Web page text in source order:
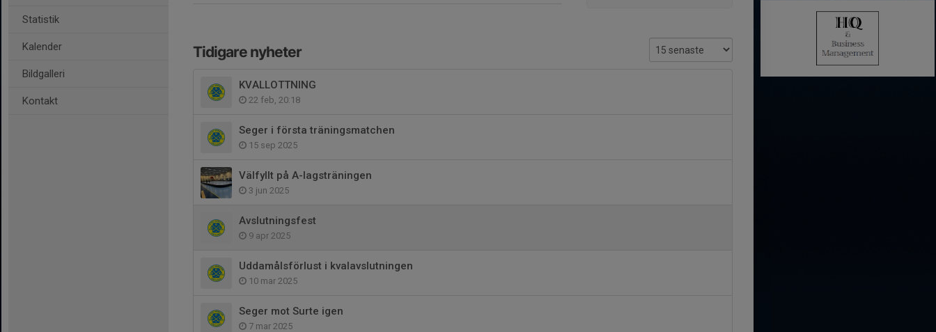
Statistik
Kalender
Bildgalleri
Kontakt
Tidigare nyheter
KVALLOTTNING
22 feb, 20:18
Seger i första träningsmatchen
15 sep 2025
Välfyllt på A-lagsträningen
3 jun 2025
Avslutningsfest
9 apr 2025
Uddamålsförlust i kvalavslutningen
10 mar 2025
Seger mot Surte igen
7 mar 2025